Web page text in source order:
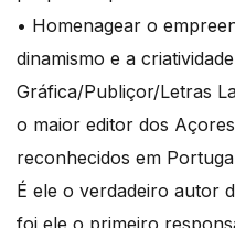
• Homenagear o
dinamismo e a
Gráfica/Publiçor/Letras
o maior editor dos
reconhecidos em
É ele o verdadeiro autor